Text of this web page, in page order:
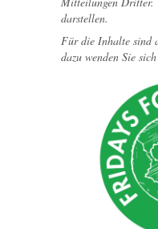
darstellen.
Für die Inhalte sind
dazu wenden Sie